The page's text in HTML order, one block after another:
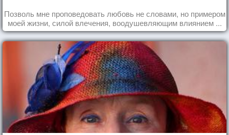
Позволь мне проповедовать любовь не словами, но примером
моей жизни, силой влечения, воодушевляющим влиянием ...